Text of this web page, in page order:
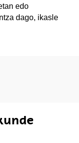
edo
dago, ikasle